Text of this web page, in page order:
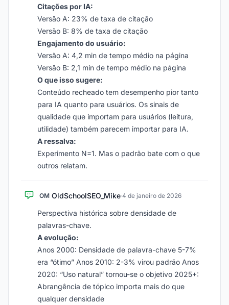
Citações por IA:
Versão A: 23% de taxa de citação
Versão B: 8% de taxa de citação
Engajamento do usuário:
Versão A: 4,2 min de tempo médio na página
Versão B: 2,1 min de tempo médio na página
O que isso sugere:
Conteúdo recheado tem desempenho pior tanto
para IA quanto para usuários. Os sinais de
qualidade que importam para usuários (leitura,
utilidade) também parecem importar para IA.
A ressalva:
Experimento N=1. Mas o padrão bate com o que
outros relatam.
OM OldSchoolSEO_Mike·4 de janeiro de 2026
Perspectiva histórica sobre densidade de
palavras-chave.
A evolução:
Anos 2000: Densidade de palavra-chave 5-7%
era “ótimo” Anos 2010: 2-3% virou padrão Anos
2020: “Uso natural” tornou-se o objetivo 2025+:
Abrangência de tópico importa mais do que
qualquer densidade